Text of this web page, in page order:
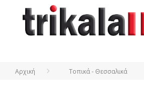
Αρχική Τοπικά - Θεσσαλικά